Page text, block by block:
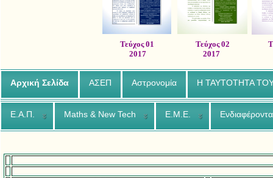
Τεύχος 01 Τεύχος 02
2017
2017
Αρχική Σελίδα ΑΣΕΠ Αστρονομία Η ΤΑΥΤΟΤΗΤΑ
Ε.Α.Π. Maths & New Tech Ε.Μ.Ε.